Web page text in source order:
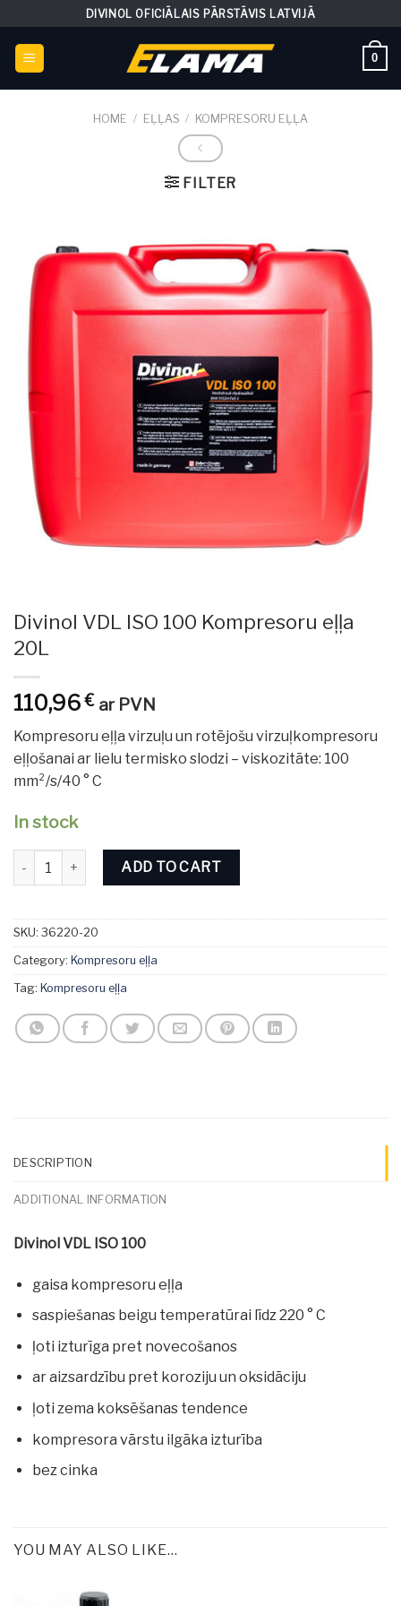
to
content
DIVINOL OFICIĀLAIS PĀRSTĀVIS LATVIJĀ
0
HOME / EĻĻAS / KOMPRESORU EĻĻA
FILTER
Divinol VDL ISO 100 Kompresoru eļļa
20L
110,96€ ar PVN
Kompresoru eļļa virzuļu un rotējošu virzuļkompresoru
eļļošanai ar lielu termisko slodzi – viskozitāte: 100
mm²/s/40 ° C
In stock
Divinol VDL ISO 100 Kompresoru eļļa 20L quantity
ADD TO CART
SKU: 36220-20
Category: Kompresoru eļļa
Tag: Kompresoru eļļa
DESCRIPTION
ADDITIONAL INFORMATION
Divinol VDL ISO 100
gaisa kompresoru eļļa
saspiešanas beigu temperatūrai līdz 220 ° C
ļoti izturīga pret novecošanos
ar aizsardzību pret koroziju un oksidāciju
ļoti zema koksēšanas tendence
kompresora vārstu ilgāka izturība
bez cinka
YOU MAY ALSO LIKE…